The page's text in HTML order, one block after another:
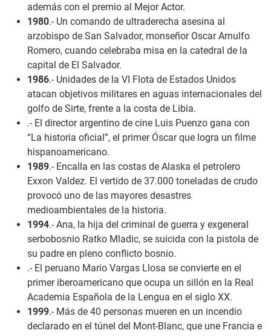
además con el premio al Mejor Actor.
1980.- Un comando de ultraderecha asesina al
arzobispo de San Salvador, monseñor Oscar Arnulfo
Romero, cuando celebraba misa en la catedral de la
capital de El Salvador.
1986.- Unidades de la VI Flota de Estados Unidos
atacan objetivos militares en aguas internacionales del
golfo de Sirte, frente a la costa de Libia.
.- El director argentino de cine Luis Puenzo gana con
“La historia oficial”, el primer Óscar que logra un filme
hispanoamericano.
1989.- Encalla en las costas de Alaska el petrolero
Exxon Valdez. El vertido de 37.000 toneladas de crudo
provocó uno de las mayores desastres
medioambientales de la historia.
1994.- Ana, la hija del criminal de guerra y exgeneral
serbobosnio Ratko Mladic, se suicida con la pistola de
su padre en pleno conflicto bosnio.
.- El peruano Mario Vargas Llosa se convierte en el
primer iberoamericano que ocupa un sillón en la Real
Academia Española de la Lengua en el siglo XX.
1999.- Más de 40 personas mueren en un incendio
declarado en el túnel del Mont-Blanc, que une Francia e